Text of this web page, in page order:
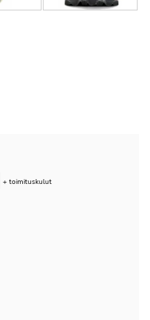
+toimituskulut